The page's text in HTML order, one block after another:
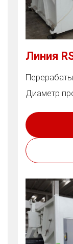
Линия
Диаметр